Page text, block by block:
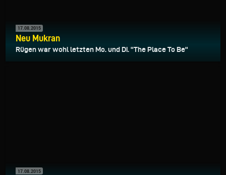
17.08.2015
Neu Mukran
Rügen war wohl letzten Mo. und Di. "The Place To Be"
17.08.2015